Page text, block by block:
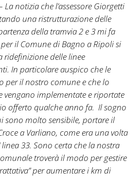
La notizia che l’assessore Giorgetti
una ristrutturazione delle
della tramvia 2 e 3 mi fa
il Comune di Bagno a Ripoli si
ridefinizione delle linee
In particolare auspico che le
per il nostro comune e che lo
vengano implementate e riportate
offerto qualche anno fa. Il sogno
sono molto sensibile, portare il
a Varliano, come era una volta
33. Sono certa che la nostra
troverà il modo per gestire
per aumentare i km di